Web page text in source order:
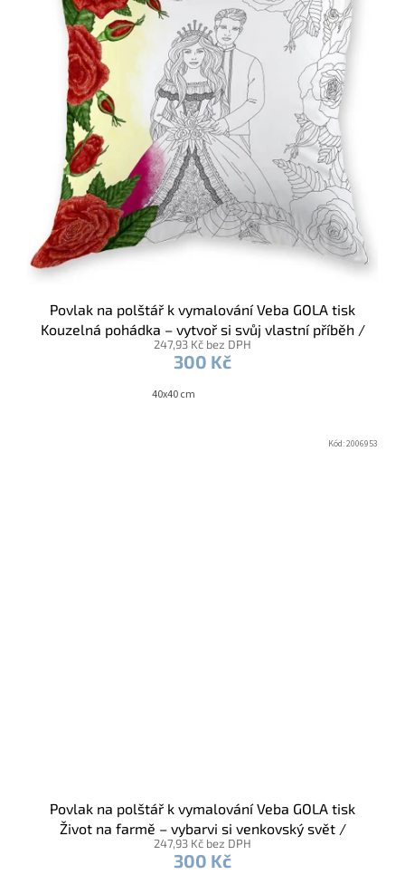
Povlak na polštář k vymalování Veba GOLA tisk
Kouzelná pohádka – vytvoř si svůj vlastní příběh /
fixy
247,93 Kč bez DPH
300 Kč
40x40 cm
Povlak na polštář k vymalování Veba GOLA tisk
Život na farmě – vybarvi si venkovský svět /
voskovky
247,93 Kč bez DPH
300 Kč
Kód:2006953